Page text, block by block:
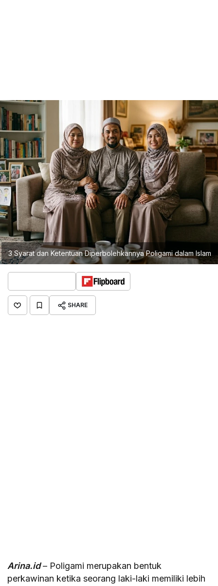
3 Syarat dan Ketentuan Diperbolehkannya Poligami dalam Islam
SHARE
Arina.id– Poligami merupakan bentuk
perkawinan ketika seorang laki-laki memiliki lebih